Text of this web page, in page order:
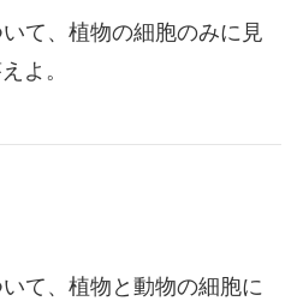
て、植物の細胞のみに見
よ。
て、植物と動物の細胞に